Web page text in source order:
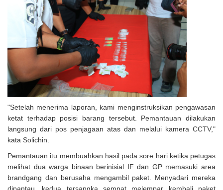
"Setelah menerima laporan, kami menginstruksikan pengawasan
ketat terhadap posisi barang tersebut. Pemantauan dilakukan
langsung dari pos penjagaan atas dan melalui kamera CCTV,"
kata Solichin.
Pemantauan itu membuahkan hasil pada sore hari ketika petugas
melihat dua warga binaan berinisial IF dan GP memasuki area
brandgang dan berusaha mengambil paket. Menyadari mereka